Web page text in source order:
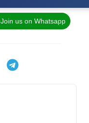
Join us on Whatsapp